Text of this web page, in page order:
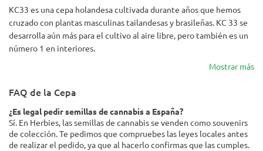
KC33 es una cepa holandesa cultivada durante años que hemos
cruzado con plantas masculinas tailandesas y brasileñas. KC 33 se
desarrolla aún más para el cultivo al aire libre, pero también es un
número 1 en interiores.
Mostrar más
FAQ de la Cepa
¿Es legal pedir semillas de cannabis a España?
Sí. En Herbies, las semillas de cannabis se venden como souvenirs
de colección. Te pedimos que compruebes las leyes locales antes
de realizar el pedido, ya que al hacerlo confirmas que las cumples.